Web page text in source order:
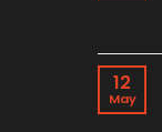
12
May